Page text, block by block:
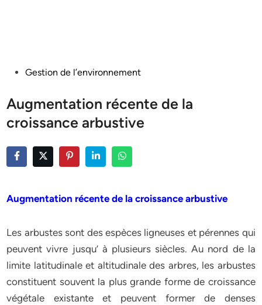
PostedGestion de l’environnement
Augmentation récente de la
croissance arbustive
Augmentation récente de la croissance arbustive
Les arbustes sont des espèces ligneuses et pérennes qui
peuvent vivre jusqu’ à plusieurs siècles. Au nord de la
limite latitudinale et altitudinale des arbres, les arbustes
constituent souvent la plus grande forme de croissance
végétale existante et peuvent former de denses